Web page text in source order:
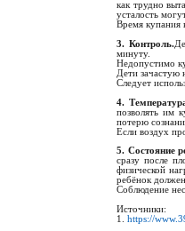
как трудно
усталость
Время купания
3. Контроль.
минуту.
Недопустимо
Дети зачастую
Следует
4.
позволять им
потерю
Если воздух
5. Состояние
сразу после
физической
ребёнок
Соблюдение
Источники:
1. https://